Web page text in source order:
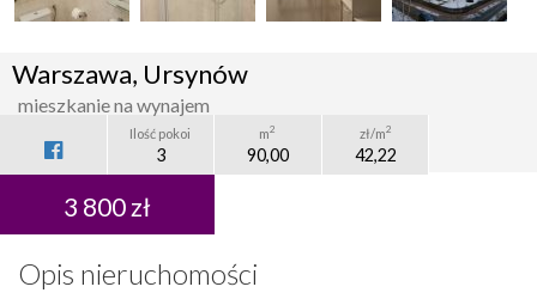
Warszawa, Ursynów
mieszkanie na wynajem
Ilość pokoi
3
m2
90,00
zł/m2
42,22
3 800 zł
Opis nieruchomości